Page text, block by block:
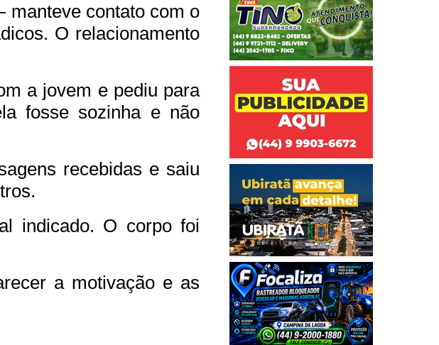
contato com o
O relacionamento
a jovem e pediu para
fosse sozinha e não
recebidas e saiu
indicado. O corpo foi
a motivação e as